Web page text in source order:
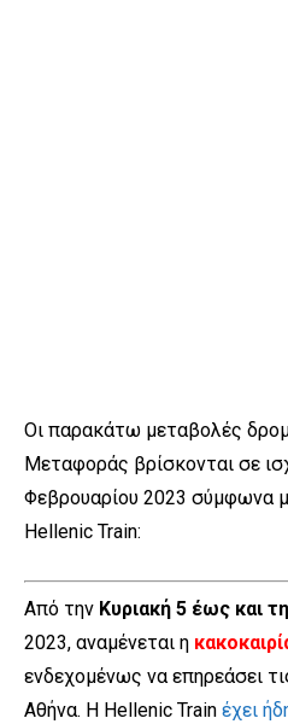
Οι παρακάτω μεταβολές
Μεταφοράς βρίσκονται σε
Φεβρουαρίου 2023 σύμφωνα
Hellenic Train:
Από την Κυριακή 5 έως και
2023, αναμένεται η
ενδεχομένως να επηρεάσει
Αθήνα. Η Hellenic Train έχει